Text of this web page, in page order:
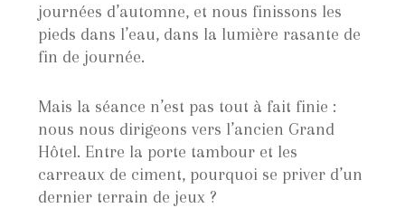
journées d’automne, et nous finissons les
pieds dans l’eau, dans la lumière rasante de
fin de journée.
Mais la séance n’est pas tout à fait finie :
nous nous dirigeons vers l’ancien Grand
Hôtel. Entre la porte tambour et les
carreaux de ciment, pourquoi se priver d’un
dernier terrain de jeux ?